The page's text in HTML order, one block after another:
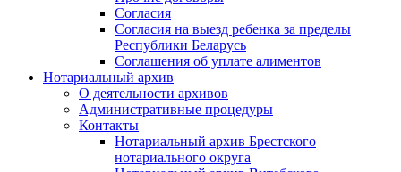
Согласия
Согласия на выезд ребенка за пределы
Республики Беларусь
Соглашения об уплате алиментов
Нотариальный архив
О деятельности архивов
Административные процедуры
Контакты
Нотариальный архив Брестского
нотариального округа